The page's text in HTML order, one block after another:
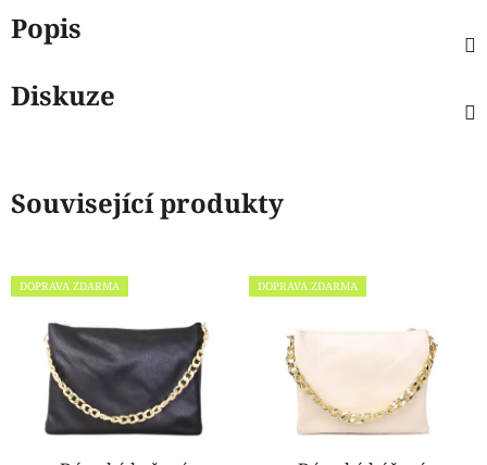
Popis
Diskuze
Související produkty
DOPRAVA ZDARMA DOPRAVA ZDARMA